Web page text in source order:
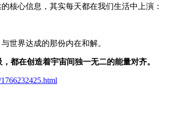
核心信息，其实每天都在我们生活中上演：
世界达成的那份内在和解。
都在创造着宇宙间独一无二的能量对齐。